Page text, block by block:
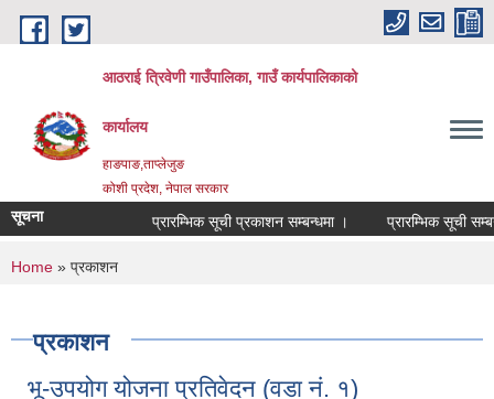
Skip to main content
आठराई त्रिवेणी गाउँपालिका, गाउँ कार्यपालिकाको
कार्यालय
हाङपाङ,ताप्लेजुङ
कोशी प्रदेश, नेपाल सरकार
सूचना प्रारम्भिक सूची प्रकाशन सम्बन्धमा । प्रारम्भिक सूची
You are here
Home » प्रकाशन
प्रकाशन
भू-उपयोग योजना प्रतिवेदन (वडा नं. १)